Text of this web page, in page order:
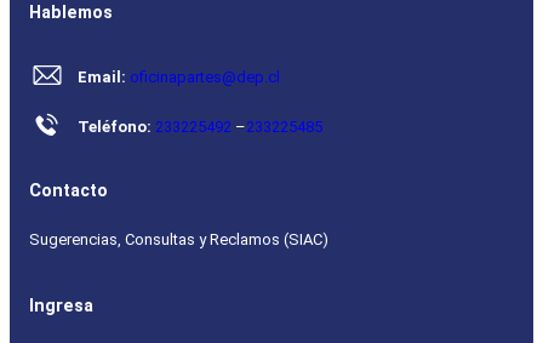
Hablemos
Email: oficinapartes@dep.cl
Teléfono: 233225492 –233225485
Contacto
Sugerencias, Consultas y Reclamos (SIAC)
Ingresa